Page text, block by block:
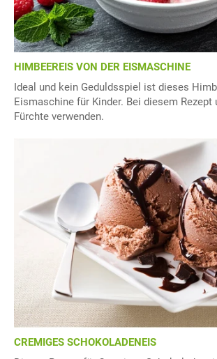
HIMBEEREIS VON DER EISMASCHINE
Ideal und kein Geduldsspiel ist dieses
Eismaschine für Kinder. Bei diesem
Fürchte verwenden.
CREMIGES SCHOKOLADENEIS